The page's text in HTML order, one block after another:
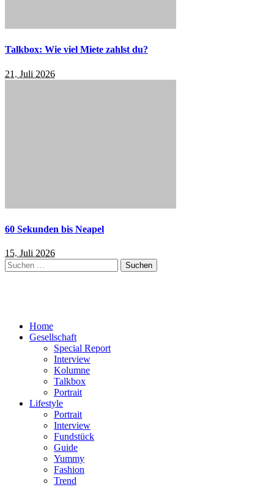
Talkbox: Wie viel Miete zahlst du?
21. Juli 2026
60 Sekunden bis Neapel
15. Juli 2026
Suchen
nach:
Home
Gesellschaft
Special Report
Interview
Kolumne
Talkbox
Portrait
Lifestyle
Portrait
Interview
Fundstück
Guide
Yummy
Fashion
Trend